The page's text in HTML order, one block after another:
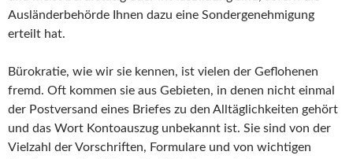
Ausländerbehörde Ihnen dazu eine Sondergenehmigung
erteilt hat.
Bürokratie, wie wir sie kennen, ist vielen der Geflohenen
fremd. Oft kommen sie aus Gebieten, in denen nicht einmal
der Postversand eines Briefes zu den Alltäglichkeiten gehört
und das Wort Kontoauszug unbekannt ist. Sie sind von der
Vielzahl der Vorschriften, Formulare und von wichtigen